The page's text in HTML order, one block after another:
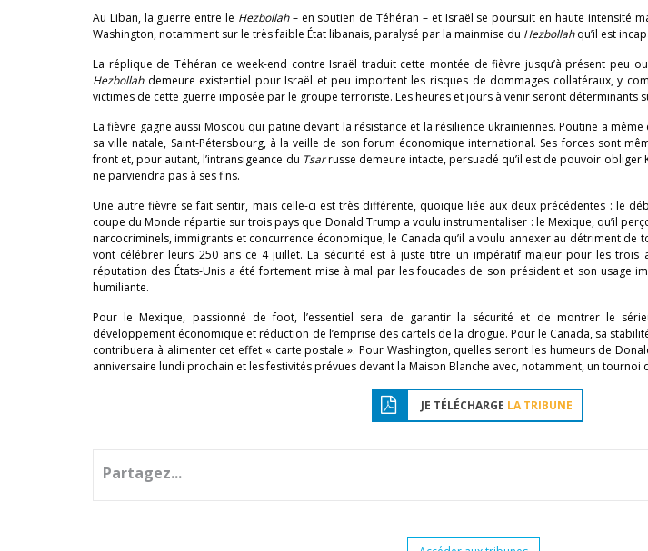
Au Liban, la guerre entre le Hezbollah– en soutien de Téhéran – et Israël se poursuit en haute intensité
Washington, notamment sur le très faible État libanais, paralysé par la mainmise du Hezbollahqu’il est
La réplique de Téhéran ce week-end contre Israël traduit cette montée de fièvre jusqu’à présent peu
Hezbollahdemeure existentiel pour Israël et peu importent les risques de dommages collatéraux, y
victimes de cette guerre imposée par le groupe terroriste. Les heures et jours à venir seront déterminants
La fièvre gagne aussi Moscou qui patine devant la résistance et la résilience ukrainiennes. Poutine a
sa ville natale, Saint-Pétersbourg, à la veille de son forum économique international. Ses forces sont
front et, pour autant, l’intransigeance du Tsarrusse demeure intacte, persuadé qu’il est de pouvoir obliger
ne parviendra pas à ses fins.
Une autre fièvre se fait sentir, mais celle-ci est très différente, quoique liée aux deux précédentes : le
coupe du Monde répartie sur trois pays que Donald Trump a voulu instrumentaliser : le Mexique, qu’il
narcocriminels, immigrants et concurrence économique, le Canada qu’il a voulu annexer au détriment de
vont célébrer leurs 250 ans ce 4 juillet. La sécurité est à juste titre un impératif majeur pour les trois
réputation des États-Unis a été fortement mise à mal par les foucades de son président et son usage
humiliante.
Pour le Mexique, passionné de foot, l’essentiel sera de garantir la sécurité et de montrer le
développement économique et réduction de l’emprise des cartels de la drogue. Pour le Canada, sa
contribuera à alimenter cet effet « carte postale ». Pour Washington, quelles seront les humeurs de
anniversaire lundi prochain et les festivités prévues devant la Maison Blanche avec, notamment, un tournoi
JE TÉLÉCHARGE LA TRIBUNE
Partagez...